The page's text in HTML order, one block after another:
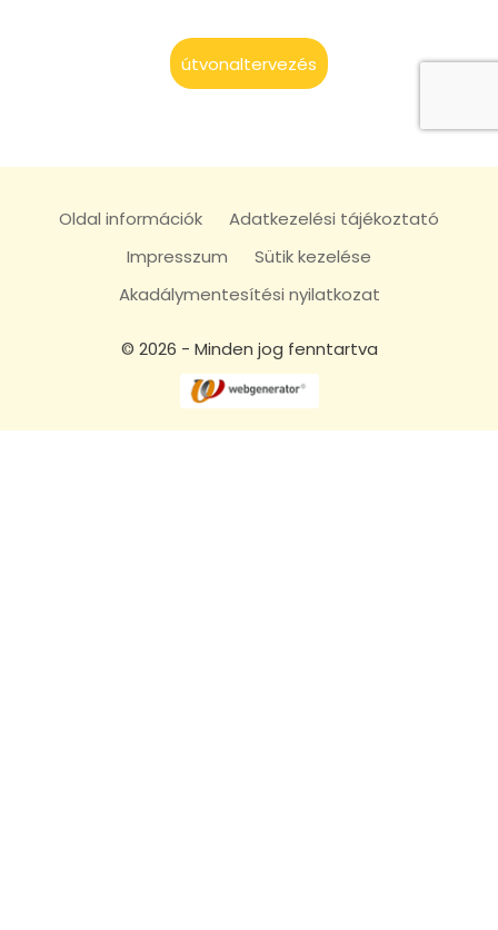
útvonaltervezés
© 2026 - Minden jog fenntartva
Oldal információk
Adatkezelési tájékoztató
Impresszum
Sütik kezelése
Akadálymentesítési nyilatkozat